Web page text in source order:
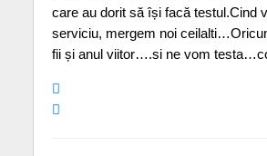
care au dorit să își facă testul.Cind
serviciu, mergem noi
fii și anul viitor….si ne vom